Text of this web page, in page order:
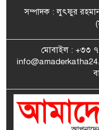
সম্পাদক : লুৎফুর
মোবাইল : +৩৩